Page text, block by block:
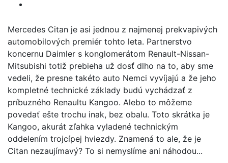
Mercedes Citan je asi jednou z najmenej prekvapivých
automobilových premiér tohto leta. Partnerstvo
koncernu Daimler s konglomerátom Renault-Nissan-
Mitsubishi totiž prebieha už dosť dlho na to, aby sme
vedeli, že presne takéto auto Nemci vyvíjajú a že jeho
kompletné technické základy budú vychádzať z
príbuzného Renaultu Kangoo. Alebo to môžeme
povedať ešte trochu inak, bez obalu. Toto skrátka je
Kangoo, akurát zľahka vyladené technickým
oddelením trojcípej hviezdy. Znamená to ale, že je
Citan nezaujímavý? To si nemyslíme ani náhodou...